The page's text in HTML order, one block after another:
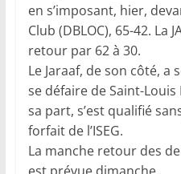
en s’imposant, hier,
Club (DBLOC), 65-42. La
retour par 62 à 30.
Le Jaraaf, de son côté,
se défaire de Saint-Louis
sa part, s’est qualifié
forfait de l’ISEG.
La manche retour des